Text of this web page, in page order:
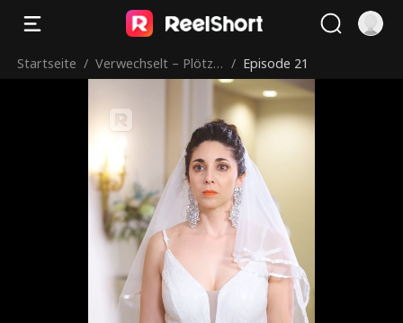
Startseite / Verwechselt – Plötzli
/ Episode 21